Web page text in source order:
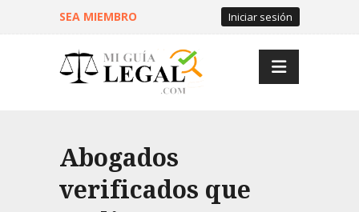
SEA MIEMBRO Iniciar sesión
Abogados
verificados que